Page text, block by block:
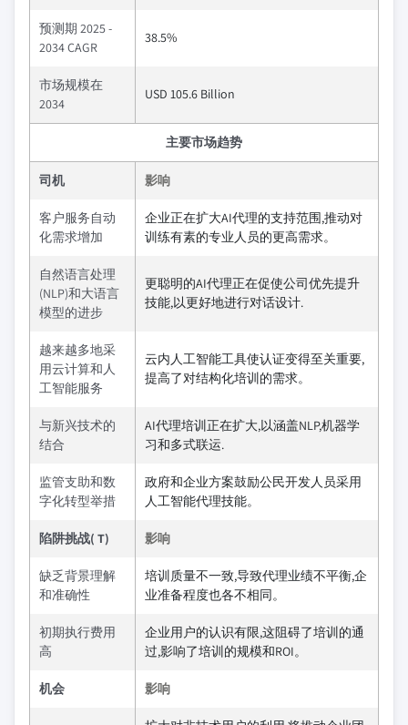
预测期 2025 -
2034 CAGR
38.5%
市场规模在
2034
USD 105.6 Billion
主要市场趋势
司机 影响
客户服务自动
化需求增加
企业正在扩大AI代理的支持范围,推动对
训练有素的专业人员的更高需求。
自然语言处理
(NLP)和大语言
模型的进步
更聪明的AI代理正在促使公司优先提升
技能,以更好地进行对话设计.
越来越多地采
用云计算和人
工智能服务
云内人工智能工具使认证变得至关重要,
提高了对结构化培训的需求。
与新兴技术的
结合
AI代理培训正在扩大,以涵盖NLP,机器学
习和多式联运.
监管支助和数
字化转型举措
政府和企业方案鼓励公民开发人员采用
人工智能代理技能。
陷阱挑战( T) 影响
缺乏背景理解
和准确性
培训质量不一致,导致代理业绩不平衡,企
业准备程度也各不相同。
初期执行费用
高
企业用户的认识有限,这阻碍了培训的通
过,影响了培训的规模和ROI。
机会 影响